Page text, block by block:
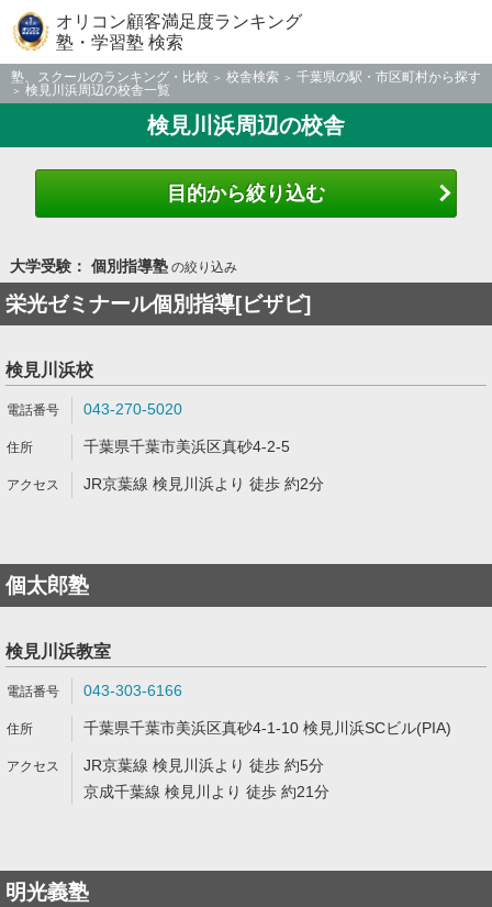
オリコン顧客満足度ランキング
塾・学習塾 検索
塾、スクールのランキング・比較 校舎検索
千葉県の駅・市区町村から探す
検見川浜周辺の校舎一覧
検見川浜周辺の校舎
目的から絞り込む
大学受験： 個別指導塾の絞り込み
栄光ゼミナール個別指導[ビザビ]
検見川浜校
043-270-5020
千葉県千葉市美浜区真砂4-2-5
JR京葉線 検見川浜より 徒歩 約2分
個太郎塾
検見川浜教室
043-303-6166
千葉県千葉市美浜区真砂4-1-10 検見川浜SCビル(PIA)
JR京葉線 検見川浜より 徒歩 約5分
京成千葉線 検見川より 徒歩 約21分
明光義塾